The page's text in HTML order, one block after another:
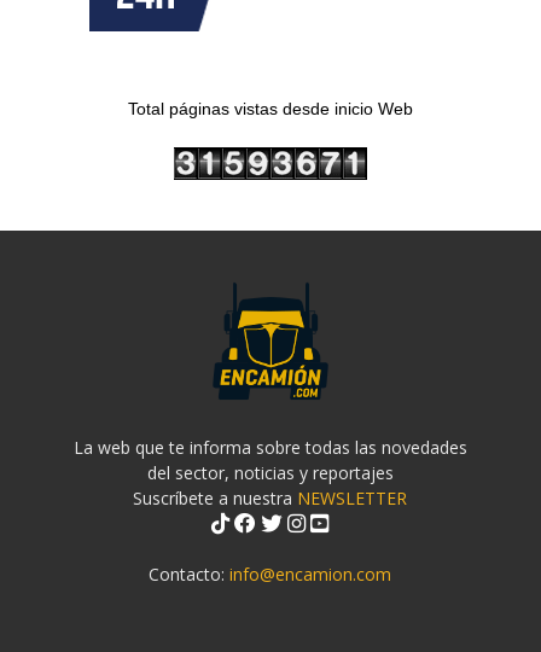
Total páginas vistas desde inicio Web
La web que te informa sobre todas las novedades
del sector, noticias y reportajes
Suscríbete a nuestra NEWSLETTER
Contacto:info@encamion.com